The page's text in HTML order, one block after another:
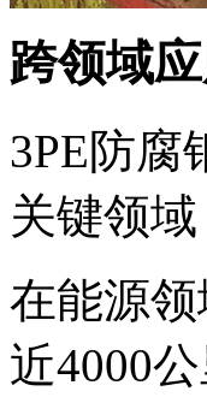
跨领域
3PE防腐
关键领
在能源
近4000